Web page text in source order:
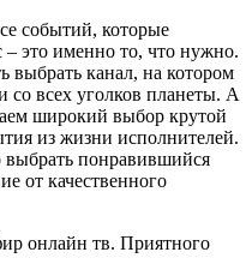
событий, которые
– это именно то, что нужно.
выбрать канал, на котором
со всех уголков планеты. А
широкий выбор крутой
из жизни исполнителей.
выбрать понравившийся
от качественного
онлайн тв. Приятного